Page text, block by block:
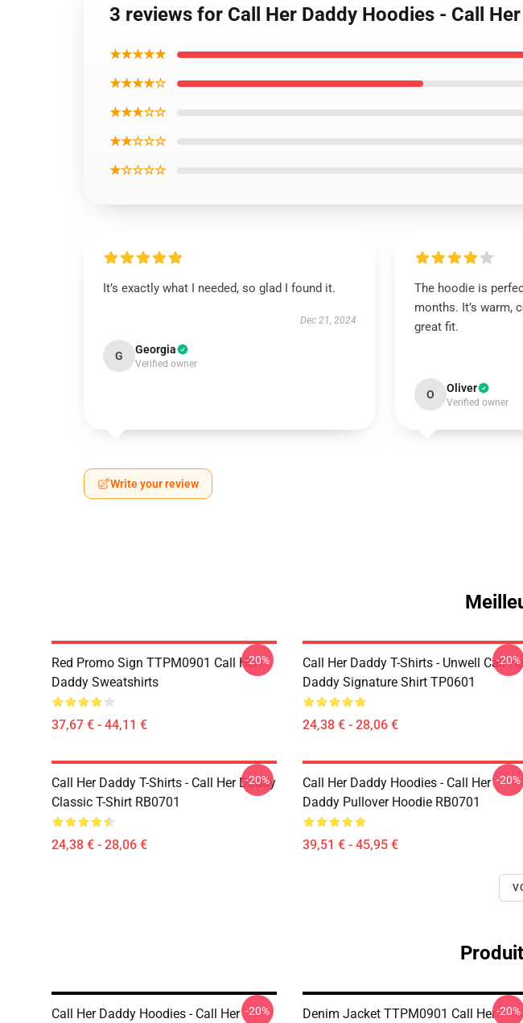
3 reviews for Call Her Daddy Hoodies - Call
★★★★★
★★★★☆
★★★☆☆
★★☆☆☆
★☆☆☆☆
It’s exactly what I needed, so glad I found it.
Dec 21, 2024
G Georgia
Verified owner
The hoodie is
months. It’s warm,
great fit.
O Oliver
Verified owner
Write your review
Red Promo Sign TTPM0901 Call Her
Daddy Sweatshirts
37,67 € - 44,11 €
-20%
Call Her Daddy T-Shirts - Unwell Call
Daddy Signature Shirt TP0601
24,38 € - 28,06 €
-20%
Call Her Daddy T-Shirts - Call Her Daddy
Classic T-Shirt RB0701
24,38 € - 28,06 €
-20%
Call Her Daddy Hoodies - Call Her
Daddy Pullover Hoodie RB0701
39,51 € - 45,95 €
-20%
Call Her Daddy Hoodies - Call Her -20%
Denim Jacket TTPM0901 Call Her-20%